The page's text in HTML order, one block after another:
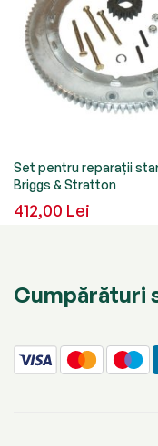
Set pentru reparaţii
Briggs & Stratton
412,00 Lei
Cumpărături